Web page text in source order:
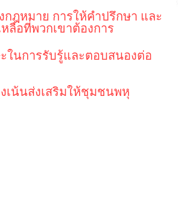
ฎหมาย การให้คำปรึกษา และ
ลือที่พวกเขาต้องการ
ในการรับรู้และตอบสนองต่อ
เน้นส่งเสริมให้ชุมชนพหุ